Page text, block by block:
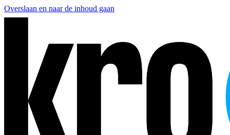
Overslaan en naar de inhoud gaan